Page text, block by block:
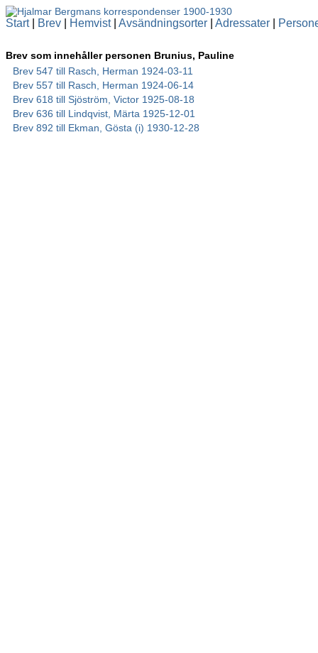
Start| Brev Hemvist| Avsändningsorter Adressater
Brev som innehåller personen Brunius, Pauline
Brev 547 till Rasch, Herman 1924-03-11
Brev 557 till Rasch, Herman 1924-06-14
Brev 618 till Sjöström, Victor 1925-08-18
Brev 636 till Lindqvist, Märta 1925-12-01
Brev 892 till Ekman, Gösta (i) 1930-12-28